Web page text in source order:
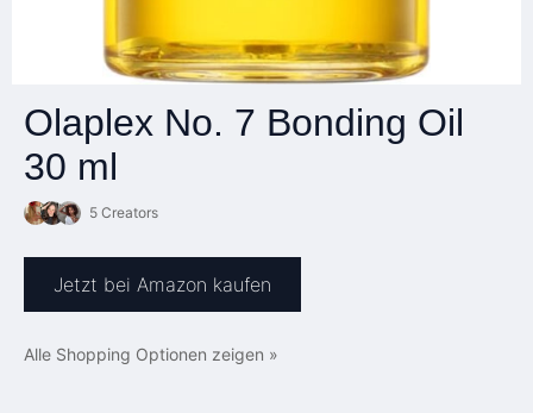
Olaplex No. 7 Bonding Oil
30 ml
5 Creators
Jetzt bei Amazon kaufen
Alle Shopping Optionen zeigen »